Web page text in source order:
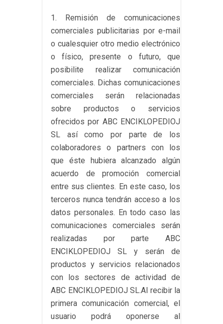
Remisión de comunicaciones
comerciales publicitarias por e-mail
o cualesquier otro medio electrónico
o físico, presente o futuro, que
posibilite realizar comunicación
comerciales. Dichas comunicaciones
comerciales serán relacionadas
sobre productos o servicios
ofrecidos por ABC ENCIKLOPEDIOJ
SL así como por parte de los
colaboradores o partners con los
que éste hubiera alcanzado algún
acuerdo de promoción comercial
entre sus clientes. En este caso, los
terceros nunca tendrán acceso a los
datos personales. En todo caso las
comunicaciones comerciales serán
realizadas por parte ABC
ENCIKLOPEDIOJ SL y serán de
productos y servicios relacionados
con los sectores de actividad de
ABC ENCIKLOPEDIOJ SL.Al recibir la
primera comunicación comercial, el
usuario podrá oponerse al